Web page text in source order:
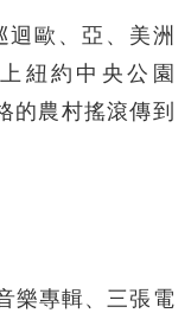
歐、亞、美洲
紐約中央公園
的農村搖滾傳到
樂專輯、三張電